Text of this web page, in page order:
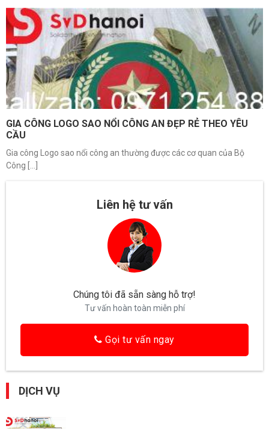
GIA CÔNG LOGO SAO NỔI CÔNG AN ĐẸP RẺ THEO YÊU
CẦU
Gia công Logo sao nổi công an thường được các cơ quan của Bộ
Công [...]
Liên hệ tư vấn
Chúng tôi đã sẵn sàng hỗ trợ!
Tư vấn hoàn toàn miễn phí
Gọi tư vấn ngay
DỊCH VỤ